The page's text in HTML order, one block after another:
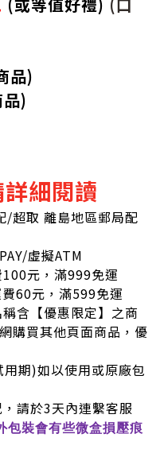
品)
)
細閱讀
/超取 離島地區郵局配
虛擬ATM
元，滿999免運
滿599免運
含【優惠限定】之商
購買其他頁面商品，優
期)如以使用或原廠包
請於3天內連繫客服
包裝會有些微盒損壓痕